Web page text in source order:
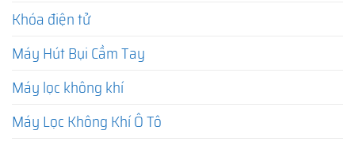
Khóa điện tử
Máy Hút Bụi Cầm Tay
Máy lọc không khí
Máy Lọc Không Khí Ô Tô